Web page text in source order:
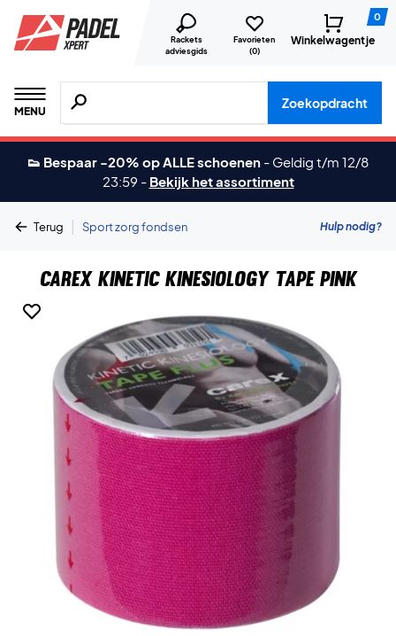
Rackets
adviesgids
Favorieten
(0)
0
Winkelwagentje
MENU
Zoeken naar producten, merken etc.
Zoekopdracht
👟 Bespaar -20% op ALLE schoenen - Geldig t/m 12/8
23:59 - Bekijk het assortiment
Terug | Sport zorg fondsen Hulp nodig?
CareX Kinetic Kinesiology Tape Pink